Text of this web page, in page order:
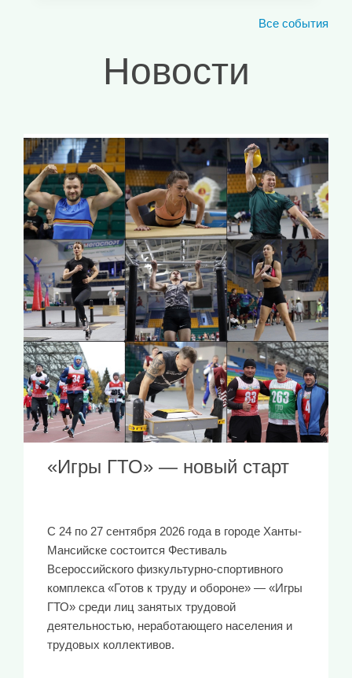
Все события
Новости
«Игры ГТО» — новый старт
С 24 по 27 сентября 2026 года в городе Ханты-
Мансийске состоится Фестиваль
Всероссийского физкультурно-спортивного
комплекса «Готов к труду и обороне» — «Игры
ГТО» среди лиц занятых трудовой
деятельностью, неработающего населения и
трудовых коллективов.